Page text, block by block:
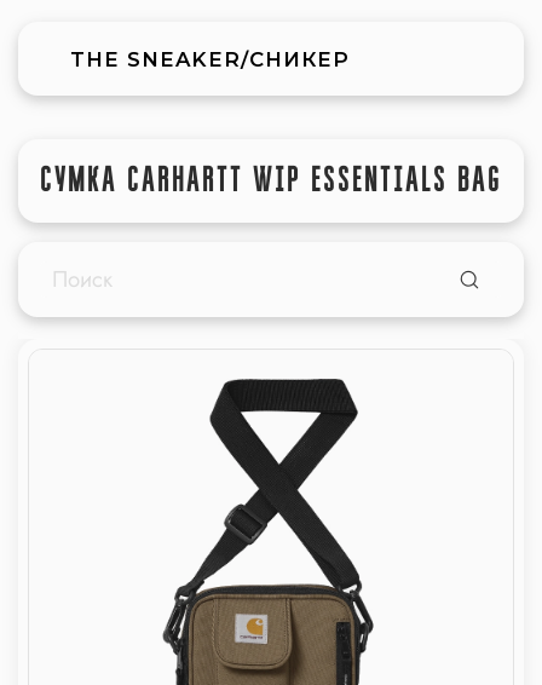
THE SNEAKER/СНИКЕР
СУМКА CARHARTT WIP ESSENTIALS BAG